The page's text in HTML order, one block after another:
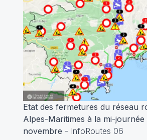
Etat des fermetures du réseau
Alpes-Maritimes à la mi-journée
novembre - InfoRoutes 06